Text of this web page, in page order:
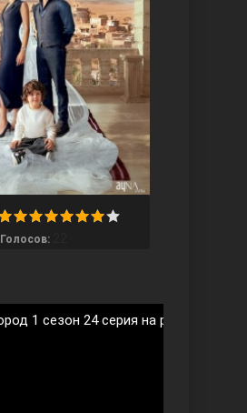
Эртугрул
Голосов:
1 сезон 24 серия на русском